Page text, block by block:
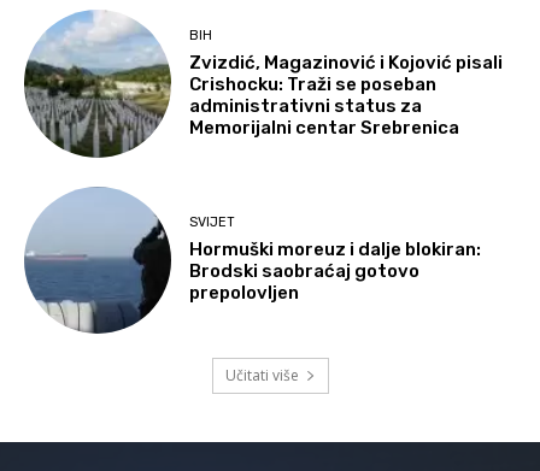
BIH
Zvizdić, Magazinović i Kojović pisali
Crishocku: Traži se poseban
administrativni status za
Memorijalni centar Srebrenica
SVIJET
Hormuški moreuz i dalje blokiran:
Brodski saobraćaj gotovo
prepolovljen
Učitati više